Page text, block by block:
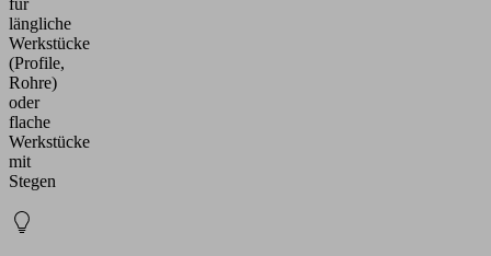
für
längliche
Werkstücke
(Profile,
Rohre)
oder
flache
Werkstücke
mit
Stegen